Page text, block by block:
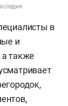
в
и
а также